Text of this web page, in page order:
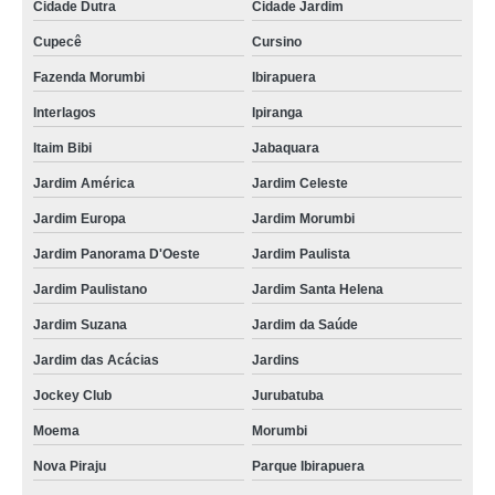
Cidade Dutra Cidade Jardim
Cupecê Cursino
Fazenda Morumbi Ibirapuera
Interlagos Ipiranga
Itaim Bibi Jabaquara
Jardim América Jardim Celeste
Jardim Europa Jardim Morumbi
Jardim Panorama D'Oeste Jardim Paulista
Jardim Paulistano Jardim Santa Helena
Jardim Suzana Jardim da Saúde
Jardim das Acácias Jardins
Jockey Club Jurubatuba
Moema Morumbi
Nova Piraju Parque Ibirapuera